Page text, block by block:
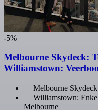
-5%
Melbourne Skydeck:
Williamstown:
Melbourne
Williamstown:
Melbourne